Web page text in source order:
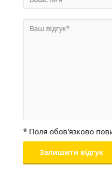
* Поля обов'язково